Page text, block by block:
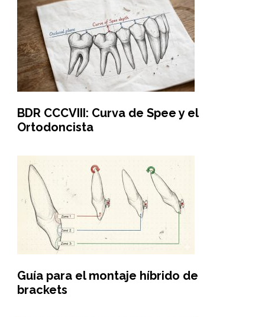
BDR CCCVIII: Curva de Spee y el
Ortodoncista
Guía para el montaje híbrido de
brackets